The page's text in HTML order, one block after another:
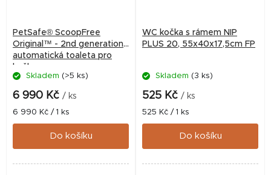
PetSafe® ScoopFree
Original™ - 2nd generation,
automatická toaleta pro
kočky
Skladem (>5 ks)
6 990 Kč / ks
Měrná
cena:
6 990 Kč / 1 ks
Do košíku
WC kočka s rámem NIP
PLUS 20, 55x40x17,5cm FP
Skladem (3 ks)
525 Kč / ks
Měrná
cena:
525 Kč / 1 ks
Do košíku